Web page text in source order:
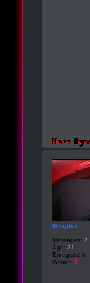
Mirajitsu
Messages: 2
Âge: 31
Enregistré le:
Genre: